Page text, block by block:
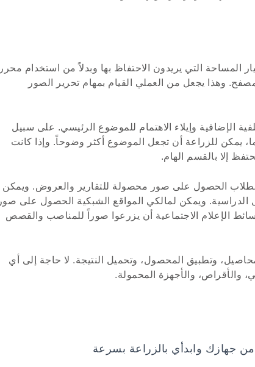
المساحة التي يريدون الاحتفاظ بها وبدلاً من استخدام محرر
وهذا يجعل من العملي القيام بمهام تحرير الصور
الإضافية وإيلاء الاهتمام للموضوع الرئيسي. على سبيل
يمكن للزراعة أن تجعل الموضوع أكثر وضوحاً. وإذا كانت
إلا بالقسم الهام.
للطلاب الحصول على صور محصولة للتقارير والعروض. ويمكن
ويمكن لمالكي المواقع الشبكية الحصول على صور
الإعلام الاجتماعية أن يزرعوا صوراً للمناصب والقصص
وتطبيق المحصول، وتحميل النتيجة. لا حاجة إلى أي
والأقراص، والأجهزة المحمولة.
جهازك وابدأي بالزراعة بسرعة